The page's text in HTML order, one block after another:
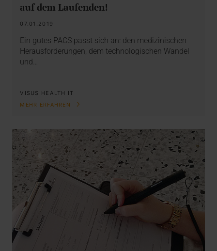
auf dem Laufenden!
07.01.2019
Ein gutes PACS passt sich an: den medizinischen
Herausforderungen, dem technologischen Wandel
und…
VISUS HEALTH IT
MEHR ERFAHREN